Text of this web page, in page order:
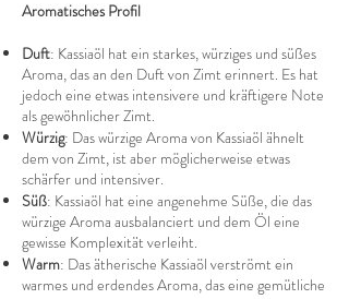
Aromatisches Profil
Duft: Kassiaöl hat ein starkes, würziges und süßes
Aroma, das an den Duft von Zimt erinnert. Es hat
jedoch eine etwas intensivere und kräftigere Note
als gewöhnlicher Zimt.
Würzig: Das würzige Aroma von Kassiaöl ähnelt
dem von Zimt, ist aber möglicherweise etwas
schärfer und intensiver.
Süß: Kassiaöl hat eine angenehme Süße, die das
würzige Aroma ausbalanciert und dem Öl eine
gewisse Komplexität verleiht.
Warm: Das ätherische Kassiaöl verströmt ein
warmes und erdendes Aroma, das eine gemütliche